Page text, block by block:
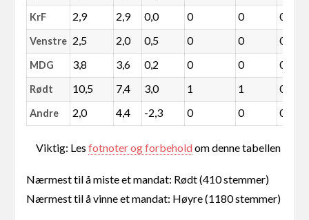
KrF 2,9 2,9 0,0 0 0 0
Venstre 2,5 2,0 0,5 0 0 0
MDG 3,8 3,6 0,2 0 0 0
Rødt 10,5 7,4 3,0 1 1 0
Andre 2,0 4,4 -2,3 0 0 0
Viktig: Lesfotnoter og forbeholdom denne tabellen
Nærmest til å miste et mandat: Rødt (410 stemmer)
Nærmest til å vinne et mandat: Høyre (1180 stemmer)